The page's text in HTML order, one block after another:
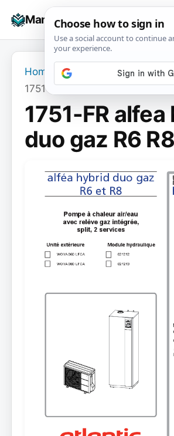
Manuals+
Home
1751-FR alfea hybrid duo gaz
1751-FR
duo gaz R6